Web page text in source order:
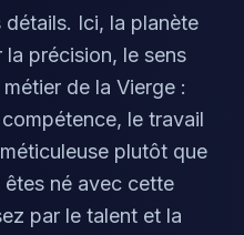
Ici, la planète
précision, le sens
de la Vierge :
le travail
plutôt que
né avec cette
par le talent et la